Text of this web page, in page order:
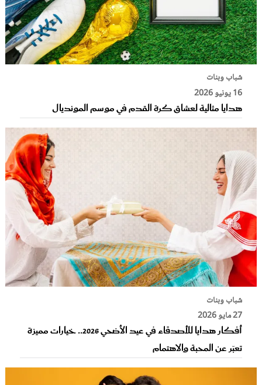
شباب وبنات
16 يونيو 2026
هدايا مثالية لعشاق كرة القدم في موسم المونديال
شباب وبنات
27 مايو 2026
أفكار هدايا للأصدقاء في عيد الأضحي 2026.. خيارات مميزة
تعبّر عن المحبة والاهتمام